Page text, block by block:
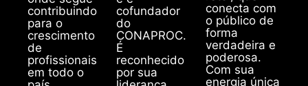
contribuindo
para o
crescimento
de
profissionais
em todo o
cofundador
do
CONAPROC.
É
reconhecido
por sua
conecta com
o público de
forma
verdadeira e
poderosa.
Com sua
energia única